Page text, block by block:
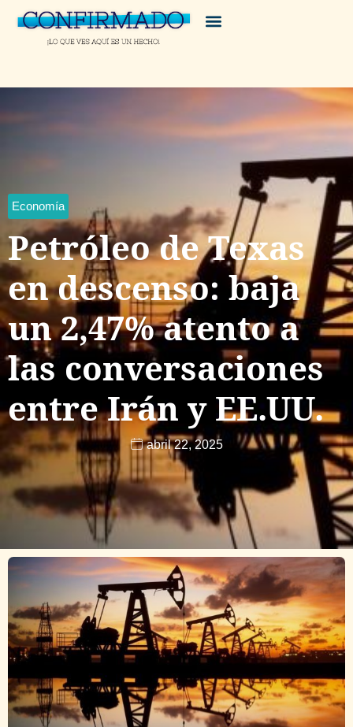
Economía
Petróleo de Texas
en descenso: baja
un 2,47% atento a
las conversaciones
entre Irán y EE.UU.
abril 22, 2025